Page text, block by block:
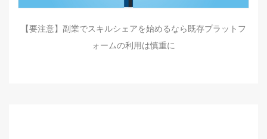
【要注意】副業でスキルシェアを始めるなら既存プラットフ
ォームの利用は慎重に